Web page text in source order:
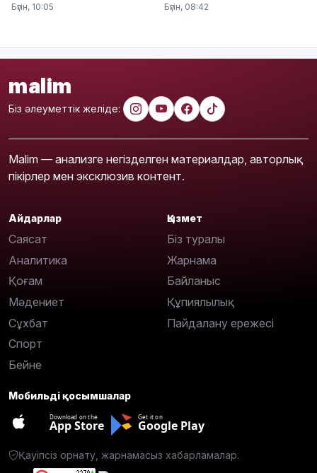
Бүгін, 10:05 Бүгін, 08:42
malim
Біз әлеуметтік желіде:
Malim — анализге негізделген материалдар, авторлық
пікірлер мен эксклюзив контент.
Айдарлар
Саясат
Аналитика
Қоғам
Мәдениет
Сұхбат
Спорт
Бейне
Қызмет
Біз туралы
Жарнама
Байланыс
Құпиялылық
Пайдалану ережесі
Мобильді қосымшалар
Download on the
App Store
Get it on
Google Play
Қауіпсіз орнату, жарнамасыз хабарламалар.